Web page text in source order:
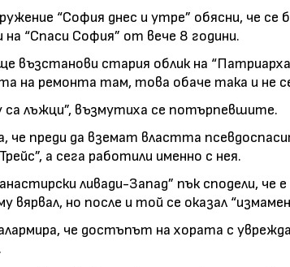
“София днес и утре” обясни, че се
“Спаси София” от вече 8 години.
възстанови стария облик на
на ремонта там, това обаче така и не
лъжци”, възмутиха се потърпевшите.
че преди да вземат властта
а сега работили именно с нея.
ливади-Запад” пък сподели, че е
но после и той се оказал
че достъпът на хората с